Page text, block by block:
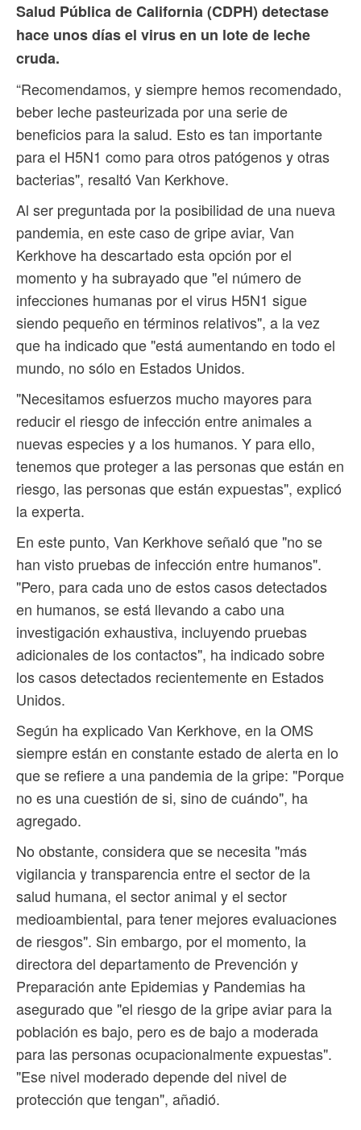
Salud Pública de California (CDPH) detectase
hace unos días el virus en un lote de leche
cruda.
“Recomendamos, y siempre hemos recomendado,
beber leche pasteurizada por una serie de
beneficios para la salud. Esto es tan importante
para el H5N1 como para otros patógenos y otras
bacterias", resaltó Van Kerkhove.
Al ser preguntada por la posibilidad de una nueva
pandemia, en este caso de gripe aviar, Van
Kerkhove ha descartado esta opción por el
momento y ha subrayado que "el número de
infecciones humanas por el virus H5N1 sigue
siendo pequeño en términos relativos", a la vez
que ha indicado que "está aumentando en todo el
mundo, no sólo en Estados Unidos.
"Necesitamos esfuerzos mucho mayores para
reducir el riesgo de infección entre animales a
nuevas especies y a los humanos. Y para ello,
tenemos que proteger a las personas que están en
riesgo, las personas que están expuestas", explicó
la experta.
En este punto, Van Kerkhove señaló que "no se
han visto pruebas de infección entre humanos".
"Pero, para cada uno de estos casos detectados
en humanos, se está llevando a cabo una
investigación exhaustiva, incluyendo pruebas
adicionales de los contactos", ha indicado sobre
los casos detectados recientemente en Estados
Unidos.
Según ha explicado Van Kerkhove, en la OMS
siempre están en constante estado de alerta en lo
que se refiere a una pandemia de la gripe: "Porque
no es una cuestión de si, sino de cuándo", ha
agregado.
No obstante, considera que se necesita "más
vigilancia y transparencia entre el sector de la
salud humana, el sector animal y el sector
medioambiental, para tener mejores evaluaciones
de riesgos". Sin embargo, por el momento, la
directora del departamento de Prevención y
Preparación ante Epidemias y Pandemias ha
asegurado que "el riesgo de la gripe aviar para la
población es bajo, pero es de bajo a moderada
para las personas ocupacionalmente expuestas".
"Ese nivel moderado depende del nivel de
protección que tengan", añadió.